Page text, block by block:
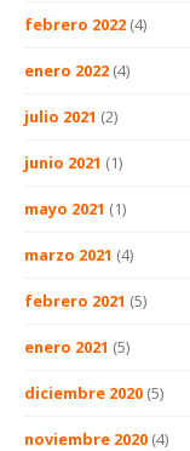
febrero 2022 (4)
enero 2022 (4)
julio 2021 (2)
junio 2021 (1)
mayo 2021 (1)
marzo 2021 (4)
febrero 2021 (5)
enero 2021 (5)
diciembre 2020 (5)
noviembre 2020 (4)